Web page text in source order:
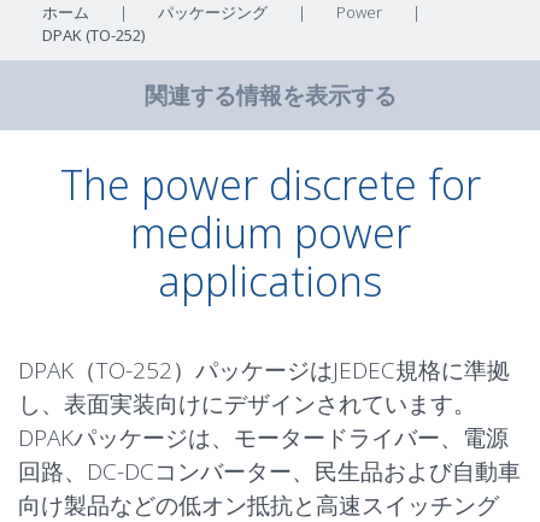
ホーム | パッケージング | Power
|
DPAK (TO-252)
関連する情報を表示する
The power discrete for
medium power
applications
DPAK（TO-252）パッケージはJEDEC規格に準拠
し、表面実装向けにデザインされています。
DPAKパッケージは、モータードライバー、電源
回路、DC-DCコンバーター、民生品および自動車
向け製品などの低オン抵抗と高速スイッチング